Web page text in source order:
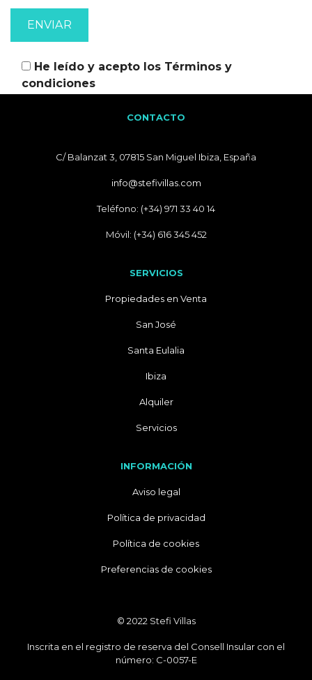
He leído y acepto los Términos y
condiciones
CONTACTO
C/ Balanzat 3, 07815 San Miguel Ibiza, España
info@stefivillas.com
Teléfono: (+34) 971 33 40 14
Móvil: (+34) 616 345 452
SERVICIOS
Propiedades en Venta
San José
Santa Eulalia
Ibiza
Alquiler
Servicios
INFORMACIÓN
Aviso legal
Política de privacidad
Política de cookies
Preferencias de cookies
© 2022 Stefi Villas
Inscrita en el registro de reserva del Consell Insular con el
número: C-0057-E